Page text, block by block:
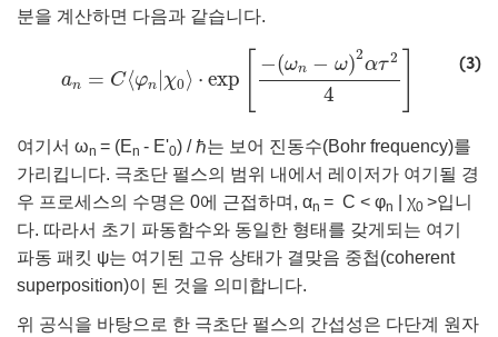
분을 계산하면 다음과 같습니다.
(3)
an = C⟨φn χ0⟩ ⋅ exp
−(ωn − ω)2ατ 2
4
[− ατ 4]
여기서 ωn = (En - E'0) / ℏ는 보어 진동수(Bohr frequency)를
가리킵니다. 극초단 펄스의 범위 내에서 레이저가 여기될 경
우 프로세스의 수명은 0에 근접하며, αn ⁡= C < φn | χ0 >입니
다. 따라서 초기 파동함수와 동일한 형태를 갖게되는 여기
파동 패킷 ψ는 여기된 고유 상태가 결맞음 중첩(coherent
superposition)이 된 것을 의미합니다.
위 공식을 바탕으로 한 극초단 펄스의 간섭성은 다단계 원자